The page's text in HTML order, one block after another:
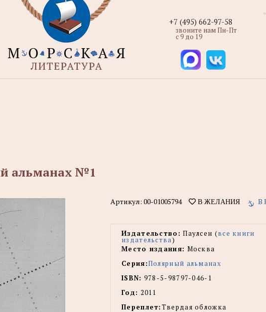
+7 (495) 662-97-58
звоните нам Пн-Пт
с 9 до 19
альманах №1
Артикул: 00-01005794 В ЖЕЛАНИЯ В
Издательство: Паулсен (все книги
издательства)
Место издания: Москва
Серия:Полярный альманах
ISBN: 978-5-98797-046-1
Год: 2011
Переплет:Твердая обложка